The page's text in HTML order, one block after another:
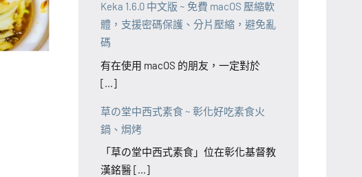
Keka 1.6.0 中文版 ~ 免費 macOS 壓縮軟
體，支援密碼保護、分片壓縮，避免亂
碼
有在使用 macOS 的朋友，一定對於
[...]
草の堂中西式素食 ~ 彰化好吃素食火
鍋、焗烤
「草の堂中西式素食」位在彰化基督教
漢銘醫 [...]